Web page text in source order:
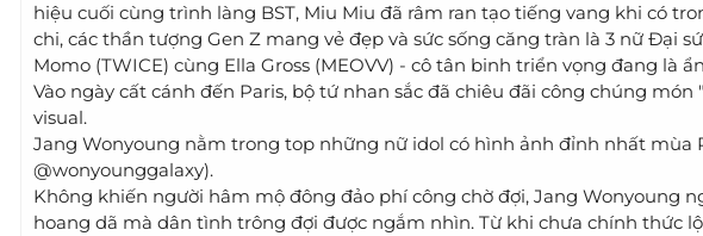
hiệu cuối cùng trình làng BST, Miu Miu đã râm ran tạo tiếng vang khi có
chi, các thần tượng Gen Z mang vẻ đẹp và sức sống căng tràn là 3 nữ Đại
Momo (TWICE) cùng Ella Gross (MEOVV) - cô tân binh triển vọng đang là
Vào ngày cất cánh đến Paris, bộ tứ nhan sắc đã chiêu đãi công chúng
visual.
Jang Wonyoung nằm trong top những nữ idol có hình ảnh đỉnh nhất mùa
@wonyounggalaxy).
Không khiến người hâm mộ đông đảo phí công chờ đợi, Jang Wonyoung
hoang dã mà dân tình trông đợi được ngắm nhìn. Từ khi chưa chính thức